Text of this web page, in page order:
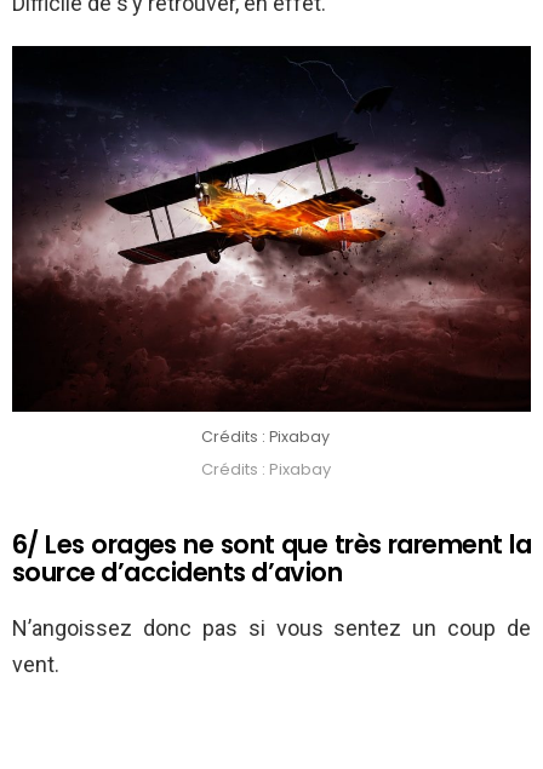
Crédits : Pixabay
Crédits : Pixabay
6/ Les orages ne sont que très rarement la
source d’accidents d’avion
N’angoissez donc pas si vous sentez un coup de
vent.